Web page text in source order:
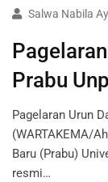
Salwa Nabila
Prabu
Pagelaran Urun
(WARTAKEMA/
Baru (Prabu)
resmi…